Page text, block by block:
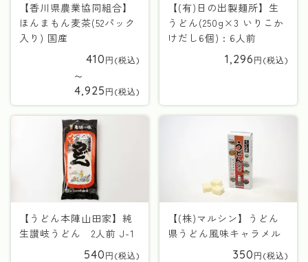
【香川県農業協同組合】
ほんまもん麦茶(52パック
入り) 国産
410
〜
4,925
【(有)日の出製麺所】生
うどん(250g×3 いりこか
けだし6個) : 6人前
1,296
【うどん本陣山田家】純
生讃岐うどん 2人前 J-1
540
【(株)マルシン】うどん
県うどん風味キャラメル
350